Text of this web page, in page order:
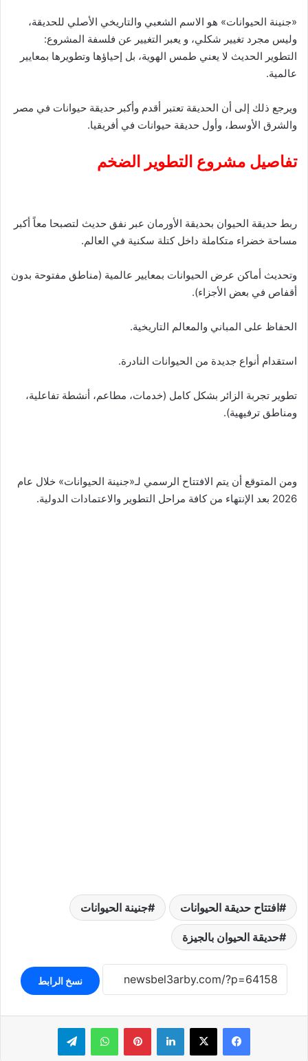
«جنينة الحيوانات» هو الاسم الشعبي والتاريخي الأصلي للحديقة،
وليس مجرد تغيير شكلي، و يعبر التغيير عن فلسفة المشروع:
التطوير الحديث لا يعني طمس الهوية، بل إحياؤها وتطويرها بمعايير
عالمية.
ويرجع ذلك إلى أن الحديقة تعتبر أقدم وأكبر حديقة حيوانات في مصر
والشرق الأوسط، وأول حديقة حيوانات في أفريقيا.
تفاصيل مشروع التطوير الضخم
ربط حديقة الحيوان بحديقة الأورمان عبر نفق حديث لتصبحا معاً أكبر
مساحة خضراء متكاملة داخل كتلة سكنية في العالم.
وتحديث أماكن عرض الحيوانات بمعايير عالمية (مناطق مفتوحة بدون
أقفاص في بعض الأجزاء).
الحفاظ على المباني والمعالم التاريخية.
استقدام أنواع جديدة من الحيوانات النادرة.
تطوير تجربة الزائر بشكل كامل (خدمات، مطاعم، أنشطة تفاعلية،
ومناطق ترفيهية).
ومن المتوقع أن يتم الافتتاح الرسمي لـ«جنينة الحيوانات» خلال عام
2026 بعد الإنتهاء من كافة مراحل التطوير والاعتمادات الدولية.
افتتاح حديقة الحيوانات جنينة الحيوانات
حديقة الحيوان بالجيزة
نسخ الرابط
لينكدإن بينتيريستواتساب تيلقرام